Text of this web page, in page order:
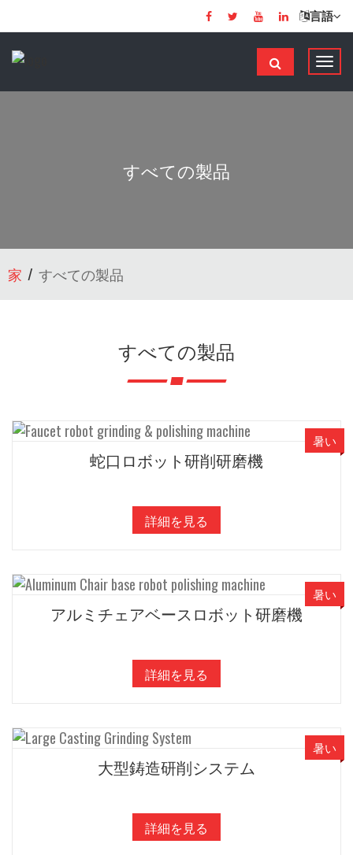
言語
ナ
すべての製品
家 すべての製品
すべての製品
蛇口ロボット研削研磨機
詳細を見る
暑い
アルミチェアベースロボット研磨機
詳細を見る
暑い
大型鋳造研削システム
詳細を見る
暑い